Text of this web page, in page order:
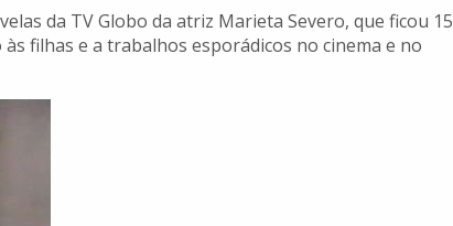
da TV Globo da atriz Marieta Severo, que ficou 15
filhas e a trabalhos esporádicos no cinema e no